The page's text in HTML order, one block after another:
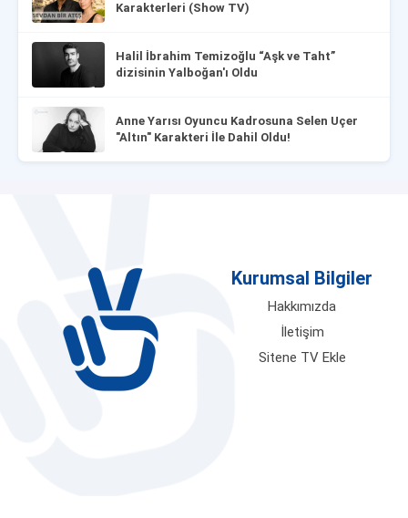
Karakterleri (Show TV)
Halil İbrahim Temizoğlu “Aşk ve Taht”
dizisinin Yalboğan'ı Oldu
Anne Yarısı Oyuncu Kadrosuna Selen Uçer
"Altın" Karakteri İle Dahil Oldu!
Kurumsal Bilgiler
Hakkımızda
İletişim
Sitene TV Ekle